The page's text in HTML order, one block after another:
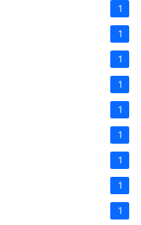
1
1
1
1
1
1
1
1
1